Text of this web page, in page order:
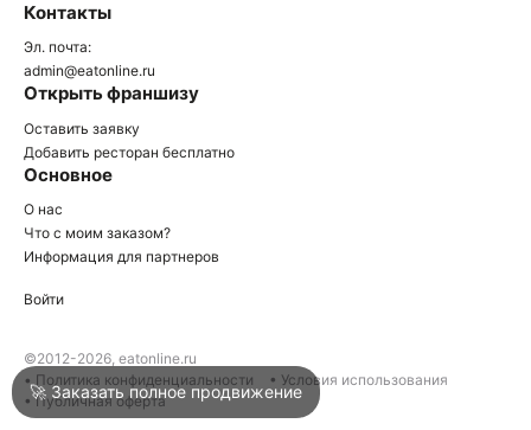
Войти
Написать в техподдержку
Контакты
Эл. почта:
admin@eatonline.ru
Открыть франшизу
Оставить заявку
Добавить ресторан бесплатно
Основное
О нас
Что с моим заказом?
Информация для партнеров
Войти
©2012-2026, eatonline.ru
• Политика конфиденциальности
• Условия использования
• Публичная оферта
🚀 Заказать полное продвижение